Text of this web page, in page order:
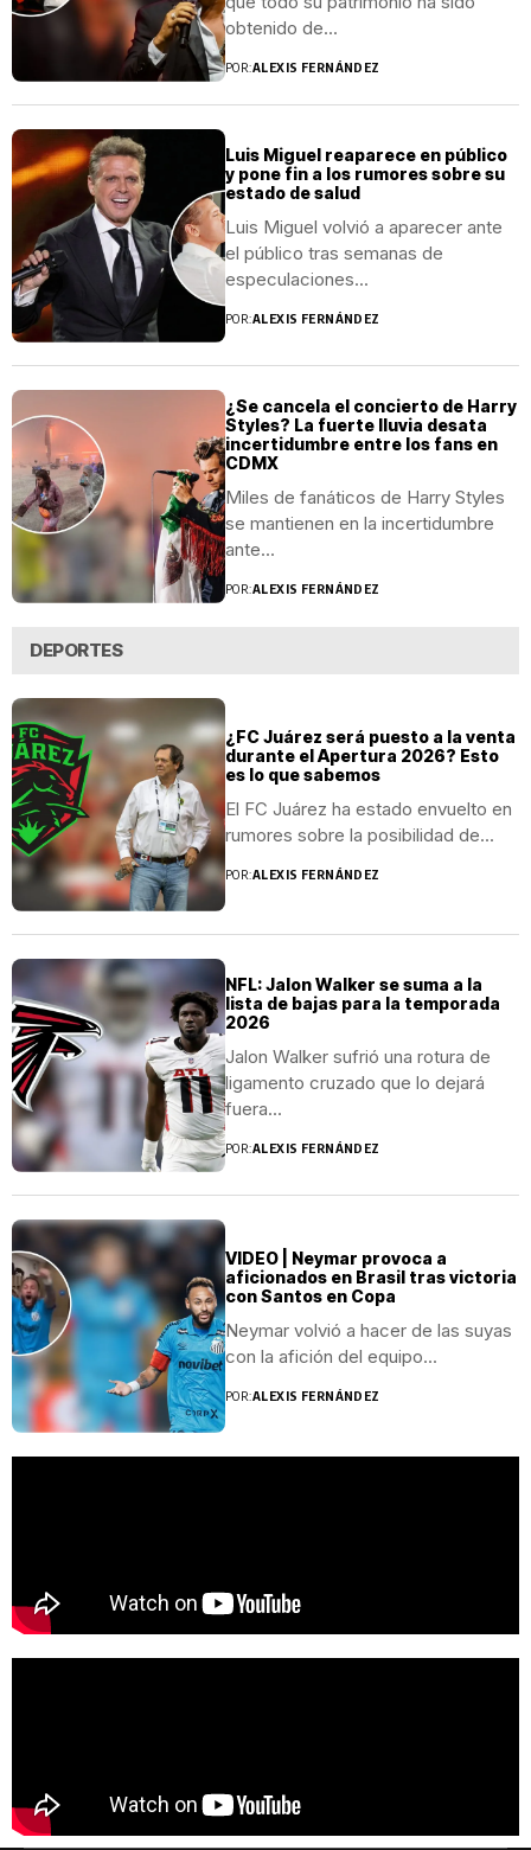
obtenido de...
POR:ALEXIS FERNÁNDEZ
Luis Miguel reaparece en público
y pone fin a los rumores sobre su
estado de salud
Luis Miguel volvió a aparecer ante
el público tras semanas de
especulaciones...
POR:ALEXIS FERNÁNDEZ
¿Se cancela el concierto de Harry
Styles? La fuerte lluvia desata
incertidumbre entre los fans en
CDMX
Miles de fanáticos de Harry Styles
se mantienen en la incertidumbre
ante...
POR:ALEXIS FERNÁNDEZ
DEPORTES
¿FC Juárez será puesto a la venta
durante el Apertura 2026? Esto
es lo que sabemos
El FC Juárez ha estado envuelto en
rumores sobre la posibilidad de...
POR:ALEXIS FERNÁNDEZ
NFL: Jalon Walker se suma a la
lista de bajas para la temporada
2026
Jalon Walker sufrió una rotura de
ligamento cruzado que lo dejará
fuera...
POR:ALEXIS FERNÁNDEZ
VIDEO | Neymar provoca a
aficionados en Brasil tras victoria
con Santos en Copa
Neymar volvió a hacer de las suyas
con la afición del equipo...
POR:ALEXIS FERNÁNDEZ